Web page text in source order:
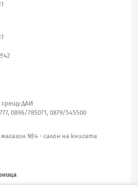
ДАИ
0896/785071, 0879/545500
магазин №4 - салон на книгата